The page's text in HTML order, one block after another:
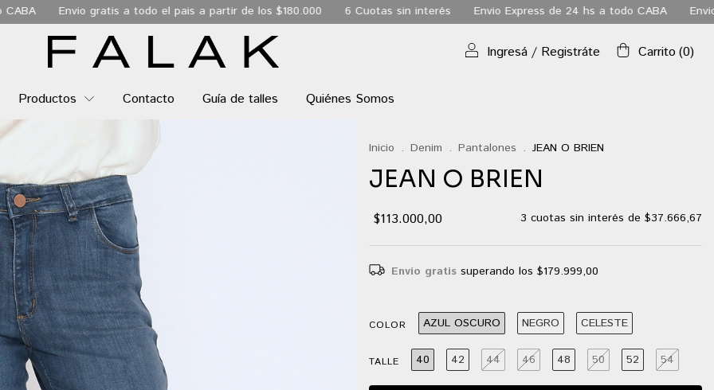
a todo el pais a partir de los $180.000 6 Cuotas sin interés Envio Express de 24 hs a todo CABA Envio gratis a todo el
Ingresá / Registráte Carrito (0)
Productos Contacto Guía de talles Quiénes Somos
Inicio . Denim . Pantalones . JEAN O BRIEN
JEAN O BRIEN
$113.000,00 3 cuotas sin interés de $37.666,67
Envío gratis superando los $179.999,00
COLOR AZUL OSCURO NEGRO CELESTE
TALLE 40 42 44 46 48 50 52 54